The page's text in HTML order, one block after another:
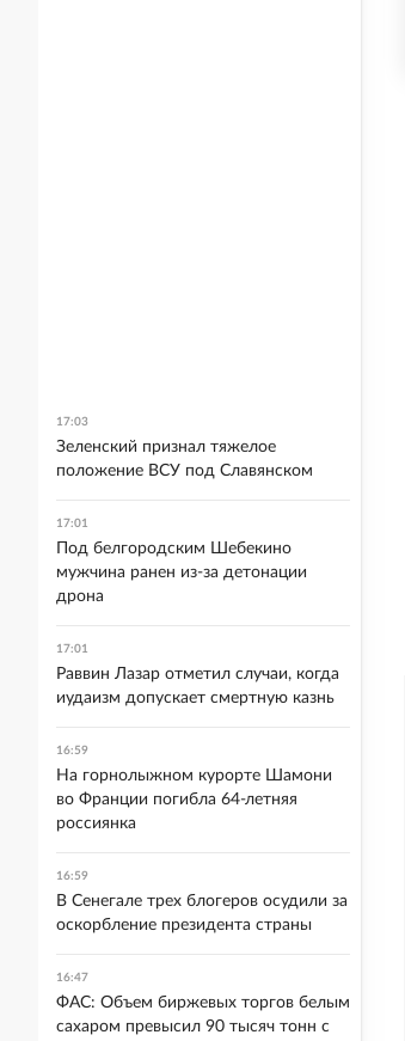
17:03
Зеленский признал тяжелое
положение ВСУ под Славянском
17:01
Под белгородским Шебекино
мужчина ранен из-за детонации
дрона
17:01
Раввин Лазар отметил случаи, когда
иудаизм допускает смертную казнь
16:59
На горнолыжном курорте Шамони
во Франции погибла 64-летняя
россиянка
16:59
В Сенегале трех блогеров осудили за
оскорбление президента страны
16:47
ФАС: Объем биржевых торгов белым
сахаром превысил 90 тысяч тонн с